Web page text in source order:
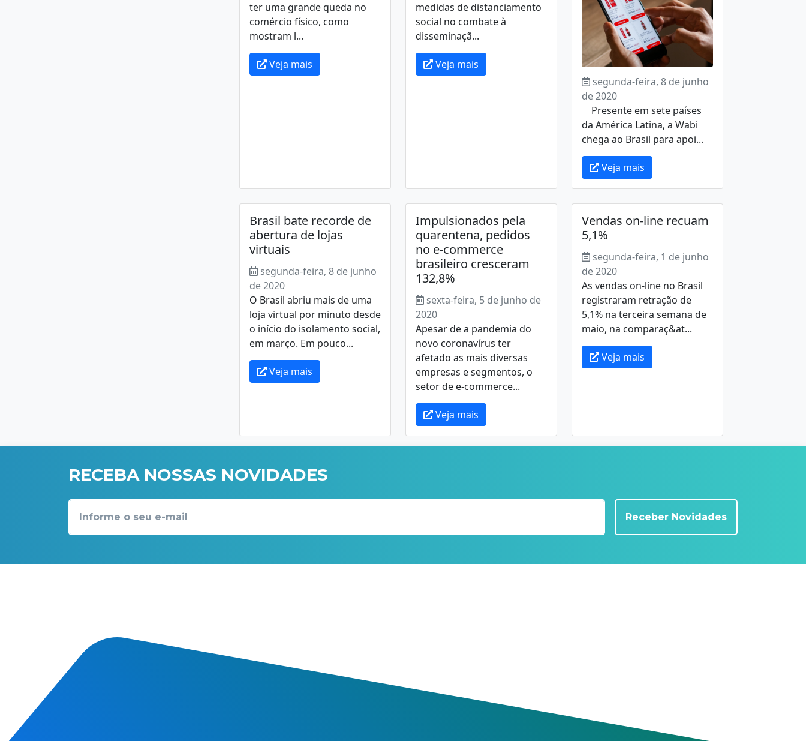
ter uma grande queda no
comércio físico, como
mostram l...
Veja mais
medidas de distanciamento
social no combate à
disseminaçã...
Veja mais
segunda-feira, 8 de junho
de 2020
Presente em sete países
da América Latina, a Wabi
chega ao Brasil para apoi...
Veja mais
Brasil bate recorde de
abertura de lojas
virtuais
segunda-feira, 8 de junho
de 2020
O Brasil abriu mais de uma
loja virtual por minuto desde
o início do isolamento social,
em março. Em pouco...
Veja mais
Impulsionados pela
quarentena, pedidos
no e-commerce
brasileiro cresceram
132,8%
sexta-feira, 5 de junho de
2020
Apesar de a pandemia do
novo coronavírus ter
afetado as mais diversas
empresas e segmentos, o
setor de e-commerce...
Veja mais
Vendas on-line recuam
5,1%
segunda-feira, 1 de junho
de 2020
As vendas on-line no Brasil
registraram retração de
5,1% na terceira semana de
maio, na comparaç&at...
Veja mais
RECEBA NOSSAS NOVIDADES
Receber Novidades